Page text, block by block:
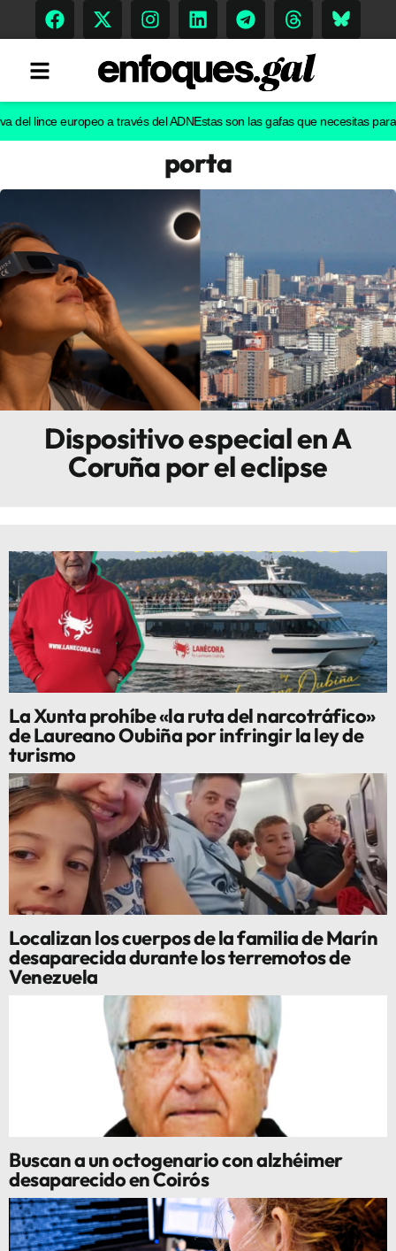
Gastronomía
Escenarios
Sostenibilidad
Innova
europeo a través del ADNEstas son las gafas que necesitas para ver
porta
Dispositivo especial en A
Coruña por el eclipse
La Xunta prohíbe «la ruta del narcotráfico»
de Laureano Oubiña por infringir la ley de
turismo
Localizan los cuerpos de la familia de Marín
desaparecida durante los terremotos de
Venezuela
Buscan a un octogenario con alzhéimer
desaparecido en Coirós